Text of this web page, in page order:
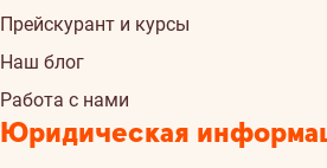
Прейскурант и курсы
Наш блог
Работа с нами
Юридическая